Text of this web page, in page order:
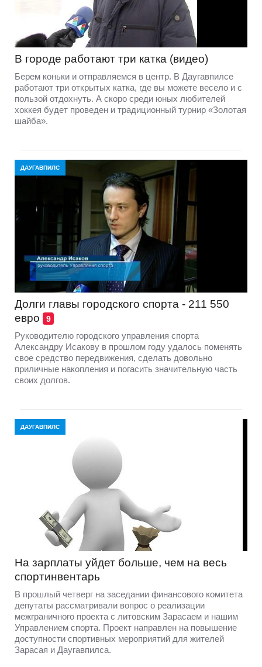
В городе работают три катка (видео)
Берем коньки и отправляемся в центр. В Даугавпилсе
работают три открытых катка, где вы можете весело и с
пользой отдохнуть. А скоро среди юных любителей
хоккея будет проведен и традиционный турнир «Золотая
шайба».
ДАУГАВПИЛС
Долги главы городского спорта - 211 550
евро
9
Руководителю городского управления спорта
Александру Исакову в прошлом году удалось поменять
свое средство передвижения, сделать довольно
приличные накопления и погасить значительную часть
своих долгов.
ДАУГАВПИЛС
На зарплаты уйдет больше, чем на весь
спортинвентарь
В прошлый четверг на заседании финансового комитета
депутаты рассматривали вопрос о реализации
межграничного проекта с литовским Зарасаем и нашим
Управлением спорта. Проект направлен на повышение
доступности спортивных мероприятий для жителей
Зарасая и Даугавпилса.